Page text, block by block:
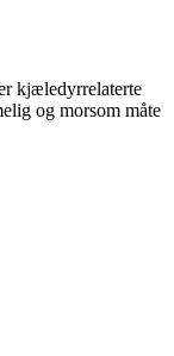
kjæledyrrelaterte
og morsom måte